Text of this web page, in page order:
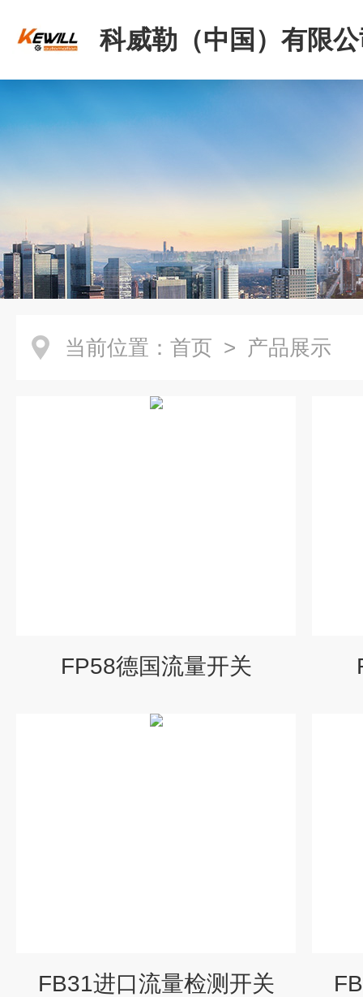
科威勒（中国）有限
当前位置： 首页 > 产品展示
FP58德国流量开关
FB31进口流量检测开关